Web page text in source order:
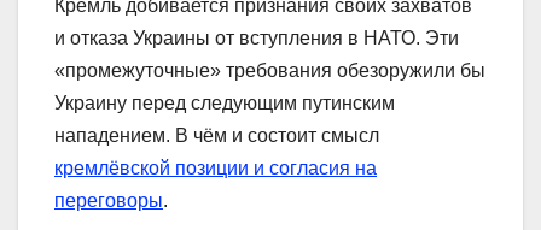
Кремль добивается признания своих захватов
и отказа Украины от вступления в НАТО. Эти
«промежуточные» требования обезоружили бы
Украину перед следующим путинским
нападением. В чём и состоит смысл
кремлёвской позиции и согласия на
переговоры.